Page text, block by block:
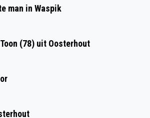
man in Waspik
(78) uit Oosterhout